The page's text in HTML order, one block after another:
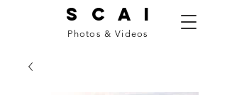
S C A I
Photos & Videos